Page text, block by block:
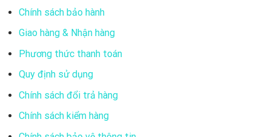
Chính sách bảo hành
Giao hàng & Nhận hàng
Phương thức thanh toán
Quy định sử dụng
Chính sách đổi trả hàng
Chính sách kiểm hàng